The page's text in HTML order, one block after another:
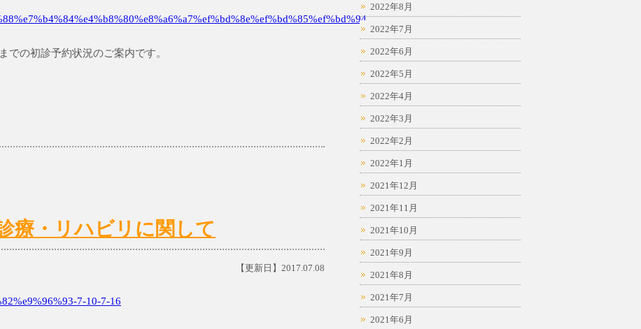
での初診予約状況のご案内です。
療・リハビリに関して
【更新日】2017.07.08
7-10-7-16
2022年8月
2022年7月
2022年6月
2022年5月
2022年4月
2022年3月
2022年2月
2022年1月
2021年12月
2021年11月
2021年10月
2021年9月
2021年8月
2021年7月
2021年6月